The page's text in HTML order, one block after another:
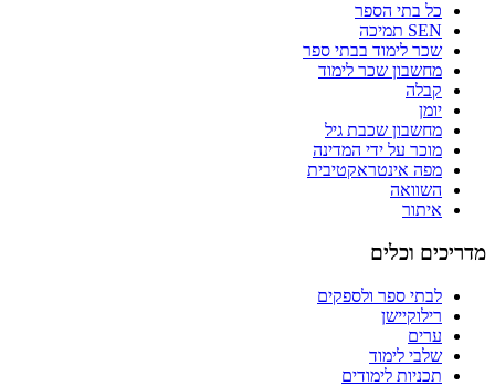
כל בתי הספר
SEN תמיכה
שכר לימוד בבתי ספר
מחשבון שכר לימוד
קבלה
יומן
מחשבון שכבת גיל
מוכר על ידי המדינה
מפה אינטראקטיבית
השוואה
איתור
מדריכים וכלים
לבתי ספר ולספקים
רילוקיישן
ערים
שלבי לימוד
תכניות לימודים